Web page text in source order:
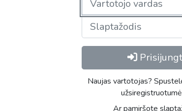
Naujas vartotojas?
Ar pamiršote